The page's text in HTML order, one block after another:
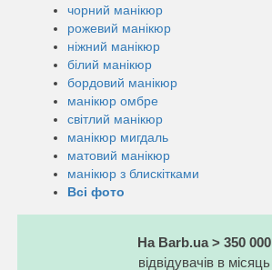
чорний манікюр
рожевий манікюр
ніжний манікюр
білий манікюр
бордовий манікюр
манікюр омбре
світлий манікюр
манікюр мигдаль
матовий манікюр
манікюр з блискітками
Всі фото
На Barb.ua > 350 000
відвідувачів в місяць